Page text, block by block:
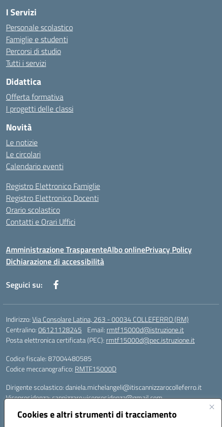
Cookies e altri strumenti di tracciamento
I Servizi
Personale scolastico
Famiglie e studenti
Percorsi di studio
Tutti i servizi
Didattica
Offerta formativa
I progetti delle classi
Novità
Le notizie
Le circolari
Calendario eventi
Registro Elettronico Famiglie
Registro Elettronico Docenti
Orario scolastico
Contatti e Orari Uffici
Amministrazione TrasparenteAlbo onlinePrivacy Policy
Dichiarazione di accessibilità
Seguici su:
Indirizzo:Via Consolare Latina, 263 - 00034 COLLEFERRO (RM)
Centralino:06121128245 Email: rmtf15000d@istruzione.it
Posta elettronica certificata (PEC): rmtf15000d@pec.istruzione.it
Codice fiscale: 87004480585
Codice meccanografico: RMTF15000D
Dirigente scolastico: daniela.michelangeli@itiscannizzarocolleferro.it
Vicepresidenza: cannizzaro.vicepresidenza@gmail.com